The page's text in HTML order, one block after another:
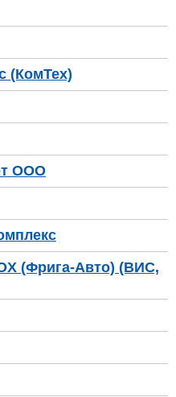
(КомТех)
ООО
(Фрига-Авто) (ВИС,